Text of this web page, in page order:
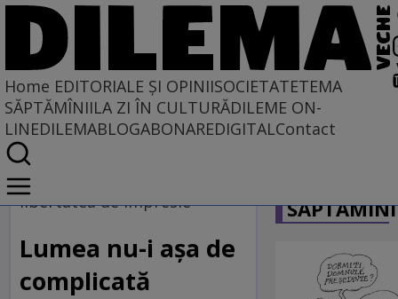
Home EDITORIALE ȘI OPINIISOCIETATETEMA
SĂPTĂMÎNIILA ZI ÎN CULTURĂDILEME ON-
LINEDILEMABLOGABONAREDIGITALContact
Home
EDITORIALE ȘI OPINII
libertatea de impresie
Lumea nu-i așa de
complicată